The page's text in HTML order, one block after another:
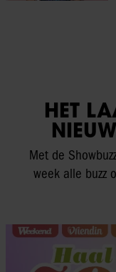
HET
Met de
week alle buzz